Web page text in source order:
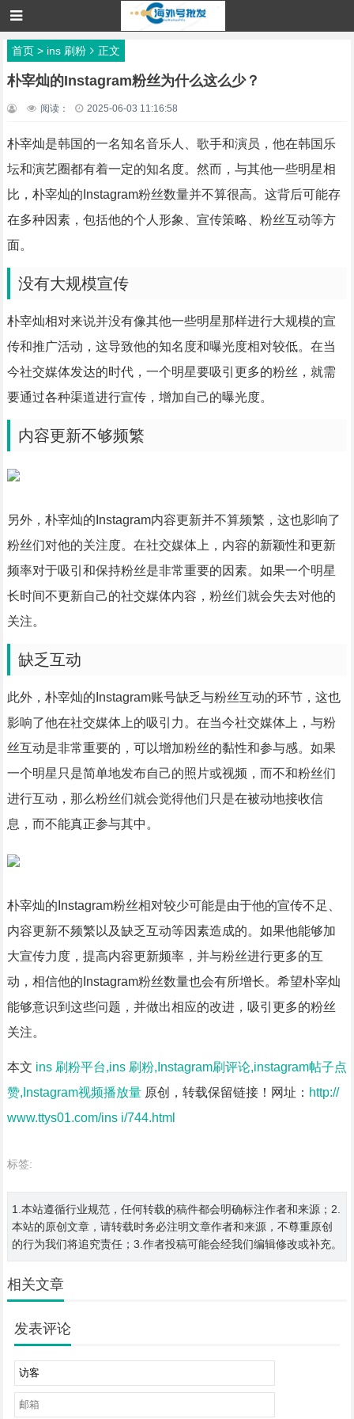
首页> ins 刷粉 正文
朴宰灿的Instagram粉丝为什么这么少？
阅读： 2025-06-03 11:16:58
朴宰灿是韩国的一名知名音乐人、歌手和演员，他在韩国乐
坛和演艺圈都有着一定的知名度。然而，与其他一些明星相
比，朴宰灿的Instagram粉丝数量并不算很高。这背后可能存
在多种因素，包括他的个人形象、宣传策略、粉丝互动等方
面。
没有大规模宣传
朴宰灿相对来说并没有像其他一些明星那样进行大规模的宣
传和推广活动，这导致他的知名度和曝光度相对较低。在当
今社交媒体发达的时代，一个明星要吸引更多的粉丝，就需
要通过各种渠道进行宣传，增加自己的曝光度。
内容更新不够频繁
另外，朴宰灿的Instagram内容更新并不算频繁，这也影响了
粉丝们对他的关注度。在社交媒体上，内容的新颖性和更新
频率对于吸引和保持粉丝是非常重要的因素。如果一个明星
长时间不更新自己的社交媒体内容，粉丝们就会失去对他的
关注。
缺乏互动
此外，朴宰灿的Instagram账号缺乏与粉丝互动的环节，这也
影响了他在社交媒体上的吸引力。在当今社交媒体上，与粉
丝互动是非常重要的，可以增加粉丝的黏性和参与感。如果
一个明星只是简单地发布自己的照片或视频，而不和粉丝们
进行互动，那么粉丝们就会觉得他们只是在被动地接收信
息，而不能真正参与其中。
朴宰灿的Instagram粉丝相对较少可能是由于他的宣传不足、
内容更新不频繁以及缺乏互动等因素造成的。如果他能够加
大宣传力度，提高内容更新频率，并与粉丝进行更多的互
动，相信他的Instagram粉丝数量也会有所增长。希望朴宰灿
能够意识到这些问题，并做出相应的改进，吸引更多的粉丝
关注。
本文 ins 刷粉平台,ins 刷粉,Instagram刷评论,instagram帖子点
赞,Instagram视频播放量原创，转载保留链接！网址： http://
www.ttys01.com/ins i/744.html
标签:
1.本站遵循行业规范，任何转载的稿件都会明确标注作者和来源；2.
本站的原创文章，请转载时务必注明文章作者和来源，不尊重原创
的行为我们将追究责任；3.作者投稿可能会经我们编辑修改或补充。
相关文章
发表评论